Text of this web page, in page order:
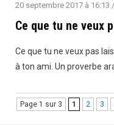
20 septembre 2017 à 16:13 /
Ce que tu ne veux
Ce que tu ne veux pas
à ton ami. Un proverbe
Page 1 sur 3 1 2 3